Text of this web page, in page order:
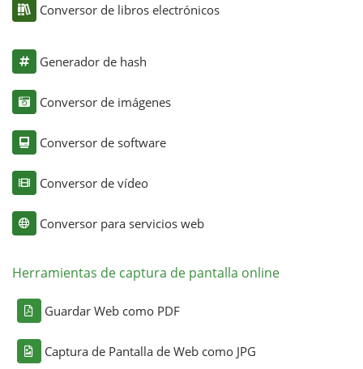
Conversor de libros electrónicos
Generador de hash
Conversor de imágenes
Conversor de software
Conversor de vídeo
Conversor para servicios web
Herramientas de captura de pantalla online
Guardar Web como PDF
Captura de Pantalla de Web como JPG